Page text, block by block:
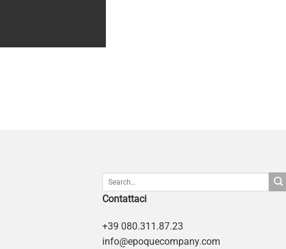
Contattaci
+39 080.311.87.23
info@epoquecompany.com